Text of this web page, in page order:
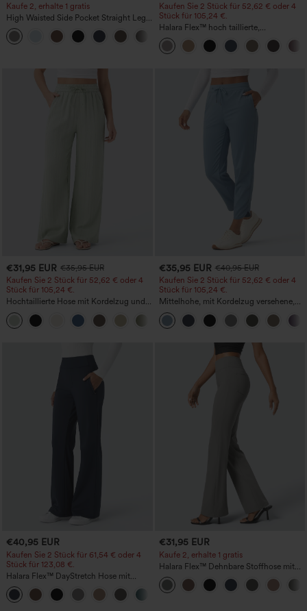
Kaufe 2, erhalte 1 gratis
High Waisted Side Pocket Straight Leg
Work Pants
Kaufen Sie 2 Stück für 52,62 € oder 4
Stück für 105,24 €.
Halara Flex™ hoch taillierte,
figurformende Arbeitshose, die die Taille
schmaler wirken lässt, mit Taschen,
weitem Bein und Mikro-Waffelstruktur
€31,95 EUR €35,95 EUR
Kaufen Sie 2 Stück für 52,62 € oder 4
Stück für 105,24 €.
Hochtaillierte Hose mit Kordelzug und
Taschen, weitem Bein, lässig und locker
in Leinenoptik
+15
€35,95 EUR €40,95 EUR
Kaufen Sie 2 Stück für 52,62 € oder 4
Stück für 105,24 €.
Mittelhohe, mit Kordelzug versehene,
schnelltrocknende Golfhose mit schmal
zulaufendem Schnitt, abgerundetem
Saum und Taschen – UPF 40+
€40,95 EUR
Kaufen Sie 2 Stück für 61,54 € oder 4
Stück für 123,08 €.
Halara Flex™ DayStretch Hose mit
mittlerer Bundhöhe, seitlicher
Reißverschlusstasche und
Work‑Flare‑Schnitt
€31,95 EUR
Kaufe 2, erhalte 1 gratis
Halara Flex™ Dehnbare Stoffhose mit
hohem Bund und Seitentasche hinten